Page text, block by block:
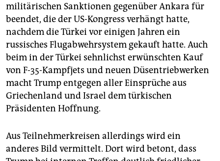
militärischen Sanktionen gegenüber Ankara für
beendet, die der US-Kongress verhängt hatte,
nachdem die Türkei vor einigen Jahren ein
russisches Flugabwehrsystem gekauft hatte. Auch
beim in der Türkei sehnlichst erwünschten Kauf
von F-35-Kampfjets und neuen Düsentriebwerken
macht Trump entgegen aller Einsprüche aus
Griechenland und Israel dem türkischen
Präsidenten Hoffnung.
Aus Teilnehmerkreisen allerdings wird ein
anderes Bild vermittelt. Dort wird betont, dass